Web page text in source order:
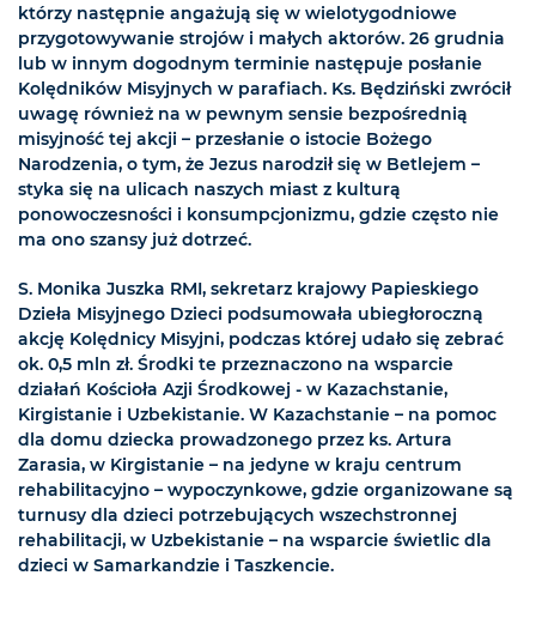
którzy następnie angażują się w wielotygodniowe
przygotowywanie strojów i małych aktorów. 26 grudnia
lub w innym dogodnym terminie następuje posłanie
Kolędników Misyjnych w parafiach. Ks. Będziński zwrócił
uwagę również na w pewnym sensie bezpośrednią
misyjność tej akcji – przesłanie o istocie Bożego
Narodzenia, o tym, że Jezus narodził się w Betlejem –
styka się na ulicach naszych miast z kulturą
ponowoczesności i konsumpcjonizmu, gdzie często nie
ma ono szansy już dotrzeć.
S. Monika Juszka RMI, sekretarz krajowy Papieskiego
Dzieła Misyjnego Dzieci podsumowała ubiegłoroczną
akcję Kolędnicy Misyjni, podczas której udało się zebrać
ok. 0,5 mln zł. Środki te przeznaczono na wsparcie
działań Kościoła Azji Środkowej - w Kazachstanie,
Kirgistanie i Uzbekistanie. W Kazachstanie – na pomoc
dla domu dziecka prowadzonego przez ks. Artura
Zarasia, w Kirgistanie – na jedyne w kraju centrum
rehabilitacyjno – wypoczynkowe, gdzie organizowane są
turnusy dla dzieci potrzebujących wszechstronnej
rehabilitacji, w Uzbekistanie – na wsparcie świetlic dla
dzieci w Samarkandzie i Taszkencie.